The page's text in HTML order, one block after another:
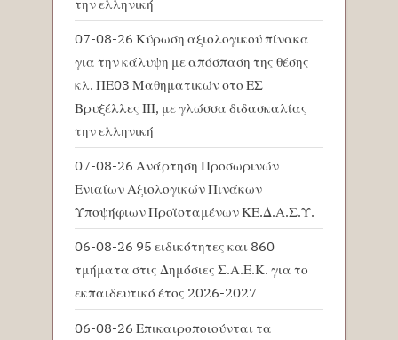
07-08-26 Κύρωση αξιολογικού πίνακα
για την κάλυψη με απόσπαση της θέσης
κλ. ΠΕ03 Μαθηματικών στο ΕΣ
Βρυξέλλες ΙΙΙ, με γλώσσα διδασκαλίας
την ελληνική
07-08-26 Ανάρτηση Προσωρινών
Ενιαίων Αξιολογικών Πινάκων
Υποψήφιων Προϊσταμένων ΚΕ.Δ.Α.Σ.Υ.
06-08-26 95 ειδικότητες και 860
τμήματα στις Δημόσιες Σ.Α.Ε.Κ. για το
εκπαιδευτικό έτος 2026-2027
06-08-26 Επικαιροποιούνται τα